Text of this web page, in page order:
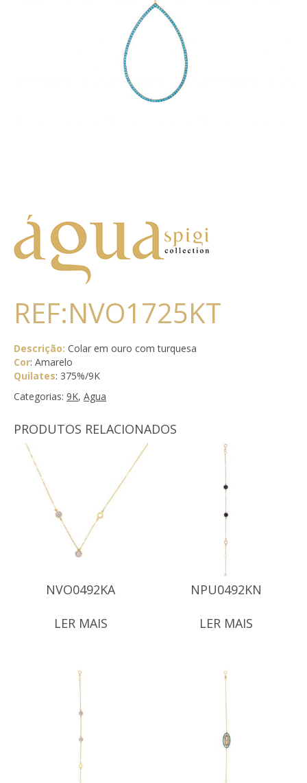
REF:NVO1725KT
Descrição: Colar em ouro com turquesa
Cor: Amarelo
Quilates: 375%/9K
Categorias: 9K, Agua
PRODUTOS RELACIONADOS
NVO0492KA
LER MAIS
NPU0492KN
LER MAIS